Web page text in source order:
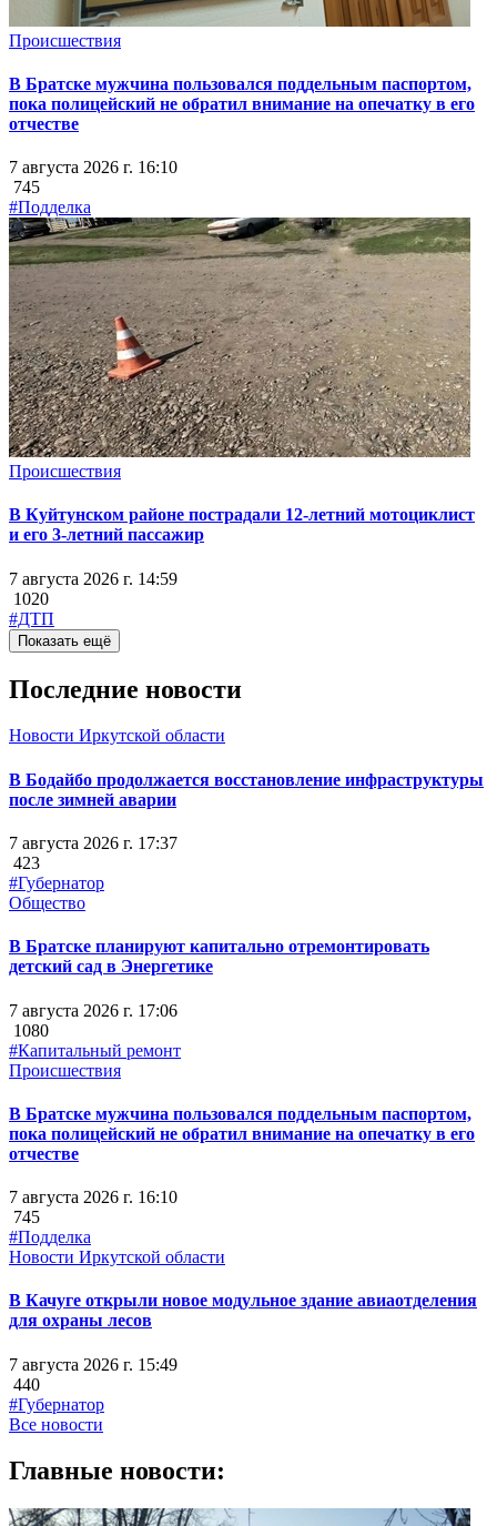
Происшествия
В Братске мужчина пользовался поддельным паспортом,
пока полицейский не обратил внимание на опечатку в его
отчестве
7 августа 2026 г. 16:10
745
#Подделка
Происшествия
В Куйтунском районе пострадали 12-летний мотоциклист
и его 3-летний пассажир
7 августа 2026 г. 14:59
1020
#ДТП
Показать ещё
Последние новости
Новости Иркутской области
В Бодайбо продолжается восстановление инфраструктуры
после зимней аварии
7 августа 2026 г. 17:37
423
#Губернатор
Общество
В Братске планируют капитально отремонтировать
детский сад в Энергетике
7 августа 2026 г. 17:06
1080
#Капитальный ремонт
Происшествия
В Братске мужчина пользовался поддельным паспортом,
пока полицейский не обратил внимание на опечатку в его
отчестве
7 августа 2026 г. 16:10
745
#Подделка
Новости Иркутской области
В Качуге открыли новое модульное здание авиаотделения
для охраны лесов
7 августа 2026 г. 15:49
440
#Губернатор
Все новости
Главные новости: